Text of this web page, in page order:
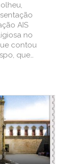
AIS
no
contou
que…